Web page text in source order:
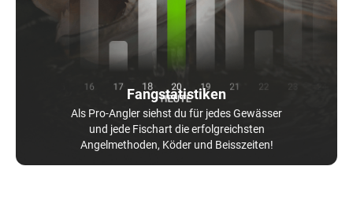
Fangstatistiken
Als Pro-Angler siehst du für jedes Gewässer
und jede Fischart die erfolgreichsten
Angelmethoden, Köder und Beisszeiten!